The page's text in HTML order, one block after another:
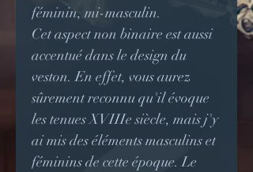
féminin, mi-masculin.
Cet aspect non binaire est aussi
accentué dans le design du
veston. En effet, vous aurez
sûrement reconnu qu'il évoque
les tenues XVIIIe siècle, mais j'y
ai mis des éléments masculins et
féminins de cette époque.Le